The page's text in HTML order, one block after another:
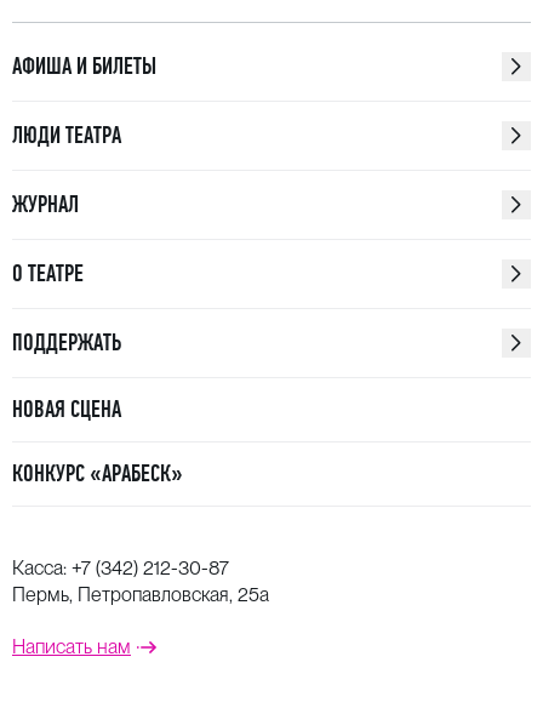
АФИША И БИЛЕТЫ
ЛЮДИ ТЕАТРА
ЖУРНАЛ
О ТЕАТРЕ
ПОДДЕРЖАТЬ
НОВАЯ СЦЕНА
КОНКУРС «АРАБЕСК»
Касса: +7 (342) 212-30-87
Пермь, Петропавловская, 25а
Написать нам